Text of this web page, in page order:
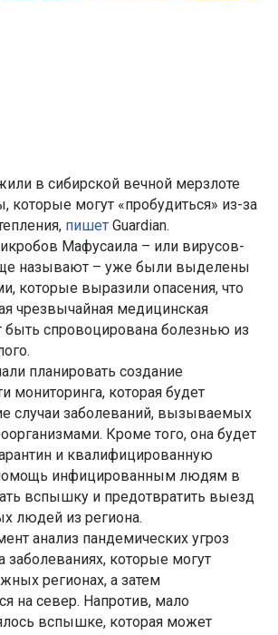
в сибирской вечной мерзлоте
которые могут «пробудиться» из-за
пишетGuardian.
Мафусаила – или вирусов-
называют – уже были выделены
которые выразили опасения, что
чрезвычайная медицинская
быть спровоцирована болезнью из
планировать создание
мониторинга, которая будет
случаи заболеваний, вызываемых
Кроме того, она будет
и квалифицированную
инфицированным людям в
вспышку и предотвратить выезд
людей из региона.
анализ пандемических угроз
заболеваниях, которые могут
регионах, а затем
на север. Напротив, мало
вспышке, которая может